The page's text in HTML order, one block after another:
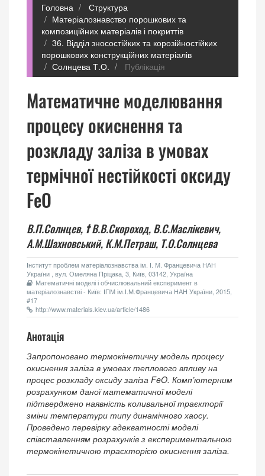
Головна
Структура
Матеріалознавство порошкових та
композиційних матеріалів і покриттів
36. Відділ зносостійких та корозійностійких
порошкових конструкційних матеріалів
Солнцева Т.О.
Публікація
Математичне моделювання
процесу окиснення та
розкладу заліза в умовах
термічної нестійкості оксиду
FeO
В.П.Солнцев, †В.В.Скороход, В.С.Маслікевич,
А.М.Шахновський, К.М.Петраш, Т.О.Солнцева
Інститут проблем матеріалознавства ім. І. М. Францевича НАН
України , вул. Омеляна Пріцака, 3, Київ, 03142, Україна
Математичні моделі і обчислювальний експеримент в
матеріалознавстві - Київ: ІПМ ім.І.М.Францевича НАН України, 2015,
#17
http://www.materials.kiev.ua/article/1486
Анотація
Запропоновано термокінетичну модель процесу
окиснення заліза в умовах теплового впливу на
процес розкладу оксиду заліза FeO. Комп’ютерним
розрахунком даної математичної моделі
підтверджено наявність коливальної траєкторії
зміни температури типу динамічного хаосу.
Проведено перевірку адекватності моделі
співставленням розрахунків з експериментальною
термокінетичною траєкторією окиснення заліза.